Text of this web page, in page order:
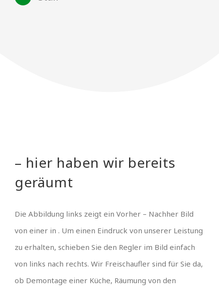
– hier haben wir bereits
geräumt
Die Abbildung links zeigt ein Vorher – Nachher Bild
von einer in . Um einen Eindruck von unserer Leistung
zu erhalten, schieben Sie den Regler im Bild einfach
von links nach rechts. Wir Freischaufler sind für Sie da,
ob Demontage einer Küche, Räumung von den